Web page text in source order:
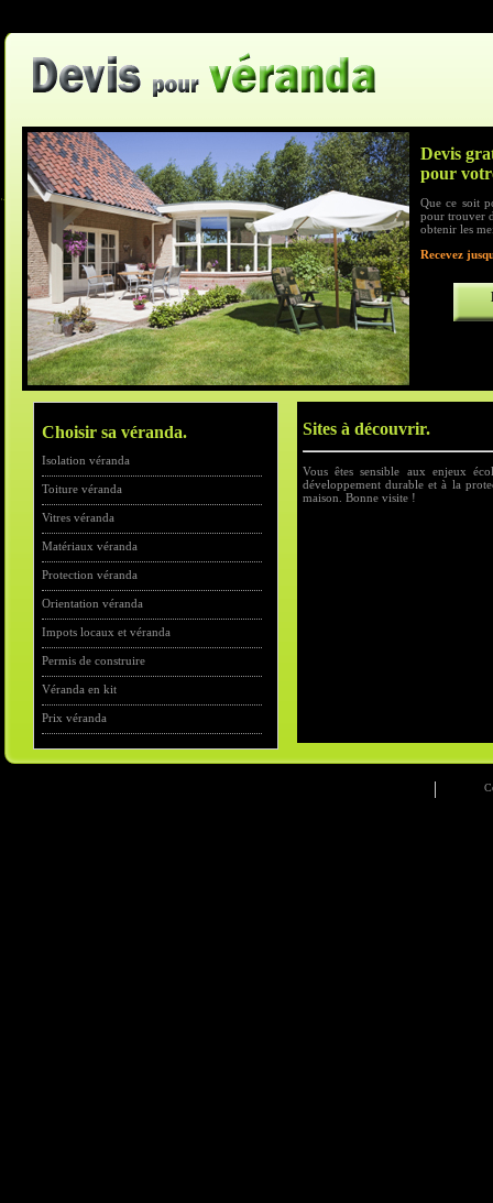
Devis
pour
Que ce soit
pour trouver
obtenir les
Recevez
Choisir sa véranda.
Isolation véranda
Toiture véranda
Vitres véranda
Matériaux véranda
Protection véranda
Orientation véranda
Impots locaux et véranda
Permis de construire
Véranda en kit
Prix véranda
Sites à découvrir.
Vous êtes sensible aux enjeux
développement durable et à la
maison. Bonne visite !